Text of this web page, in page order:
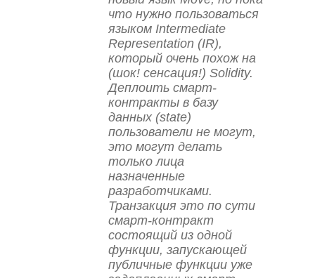
что нужно пользоваться
языком Intermediate
Representation (IR),
который очень похож на
(шок! сенсация!) Solidity.
Деплоить смарт-
контракты в базу
данных (state)
пользователи не могут,
это могут делать
только лица
назначенные
разработчиками.
Транзакция это по сути
смарт-контракт
состоящий из одной
функции, запускающей
публичные функции уже